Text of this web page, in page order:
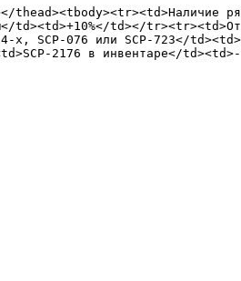
td><td>+10%</td></
SCP-076 или SCP-723</
2176 в инвентаре</